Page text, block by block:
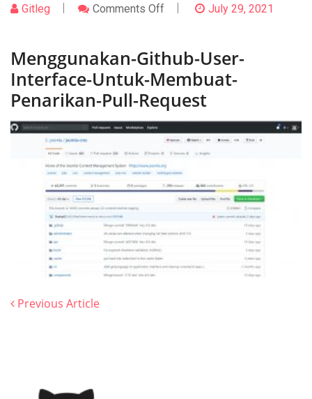
Gitleg Comments OffOn
Menggunakan-
Interface-
Untuk-
Membuat-
Penarikan-
Pull-
Request
July 29, 2021
Menggunakan-Github-User-
Interface-Untuk-Membuat-
Penarikan-Pull-Request
Previous Article